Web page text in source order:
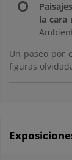
la cara
Un paseo por
figuras